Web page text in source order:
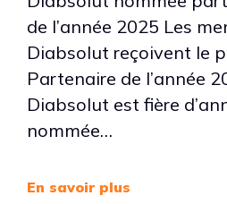
de l’année 2025 Les
Diabsolut reçoivent le
Partenaire de l’année
Diabsolut est fière
nommée…
En savoir plus